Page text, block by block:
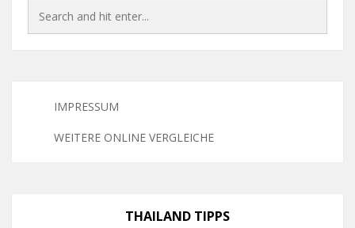
IMPRESSUM
WEITERE ONLINE VERGLEICHE
THAILAND TIPPS